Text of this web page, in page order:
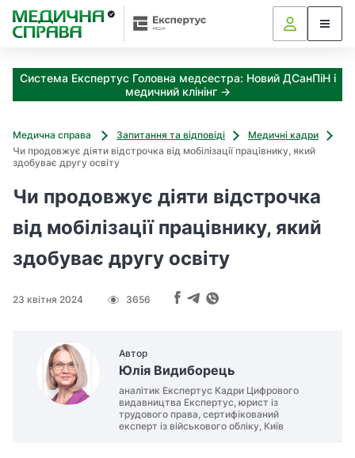
Система Експертус Головна медсестра: Новий ДСанПіН і
медичний клінінг →
Медична справа Запитання та відповіді
Медичні кадри
Чи продовжує діяти відстрочка від мобілізації працівнику, який
здобуває другу освіту
Чи продовжує діяти відстрочка
від мобілізації працівнику, який
здобуває другу освіту
23 квітня 2024 3656
Автор
Юлія Видиборець
аналітик Експертус Кадри Цифрового
видавництва Експертус, юрист із
трудового права, сертифікований
експерт із військового обліку, Київ
З
а
к
з
о
д
м
ж